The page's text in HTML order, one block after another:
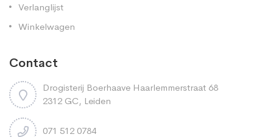
Verlanglijst
Winkelwagen
Contact
Drogisterij Boerhaave Haarlemmerstraat 68
2312 GC, Leiden
071 512 0784